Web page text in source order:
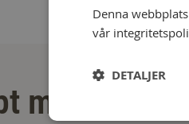
med
Denna
vår
DETALJER